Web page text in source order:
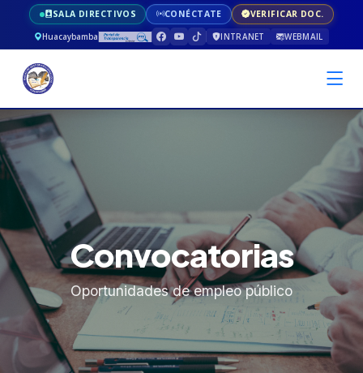
SALA DIRECTIVOS CONÉCTATE
VERIFICAR DOC.
Huacaybamba
INTRANET WEBMAIL
Convocatorias
Oportunidades de empleo público